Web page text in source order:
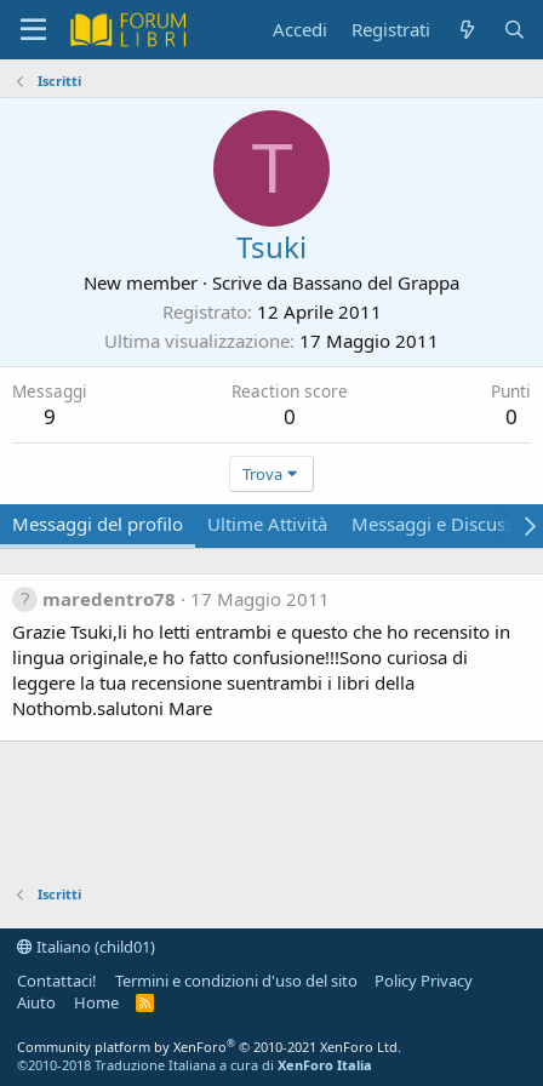
Accedi Registrati
Iscritti
T
Tsuki
New member · Scrive da Bassano del Grappa
Registrato 12 Aprile 2011
Ultima visualizzazione 17 Maggio 2011
Messaggi
9
Reaction score
0
Punti
0
Trova
Messaggi del profilo Ultime Attività Messaggi e
maredentro78
17 Maggio 2011
Grazie Tsuki,li ho letti entrambi e questo che ho recensito in
lingua originale,e ho fatto confusione!!!Sono curiosa di
leggere la tua recensione suentrambi i libri della
Nothomb.salutoni Mare
Iscritti
Italiano (child01)
Contattaci!
Termini e condizioni d'uso del sito
Policy Privacy
Aiuto
Home
R
Community platform by XenForo® © 2010-2021 XenForo Ltd.
©2010-2018 Traduzione Italiana a cura di XenForo Italia